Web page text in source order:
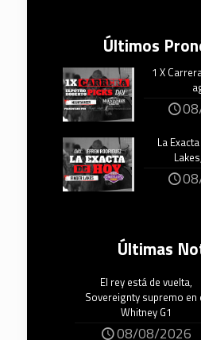
Últimos
1 X
La
Últimas
El rey está de vuelta,
Sovereignty supremo en
Whitney G1
08/08/2026